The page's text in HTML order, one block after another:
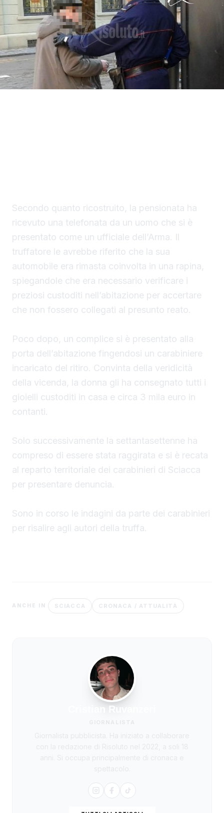
Secondo quanto ricostruito, la pensionata ha
ricevuto una telefonata da un uomo che si è
presentato come un ufficiale dell’Arma. Il
truffatore le avrebbe riferito che la sua
automobile era rimasta coinvolta in una rapina,
spiegandole che era necessario verificare i
preziosi custoditi nell’abitazione per accertare
che non fossero collegati al presunto reato.
Poco dopo, un complice si è presentato alla
porta dell’abitazione fingendosi un carabiniere
incaricato del ritiro. Convinta della veridicità
della vicenda, la donna gli ha consegnato tutti i
gioielli custoditi in casa e circa 3 mila euro in
contanti.
Solo successivamente la settantasettenne ha
compreso di essere stata raggirata e si è recata
al reparto territoriale dei carabinieri di Sciacca
per presentare denuncia.
Sono in corso le indagini da parte dei carabinieri
per risalire agli autori della truffa.
ANCHE IN SCIACCA CRONACA / ATTUALITÀ
Cristian Ruvanzeri